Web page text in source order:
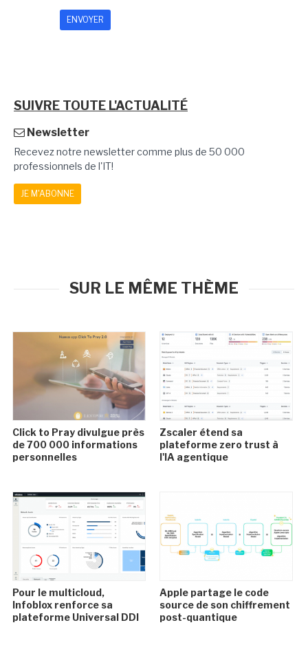
SUIVRE TOUTE L'ACTUALITÉ
Newsletter
Recevez notre newsletter comme plus de 50 000
professionnels de l'IT!
JE M'ABONNE
SUR LE MÊME THÈME
Click to Pray divulgue près
de 700 000 informations
personnelles
Zscaler étend sa
plateforme zero trust à
l'IA agentique
Pour le multicloud,
Infoblox renforce sa
plateforme Universal DDI
Apple partage le code
source de son chiffrement
post-quantique